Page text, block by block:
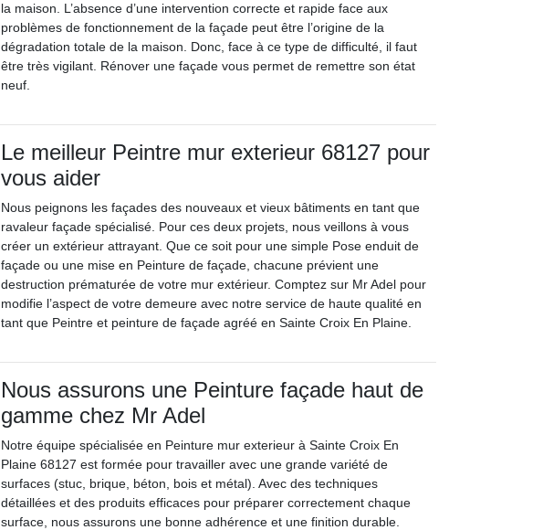
la maison. L’absence d’une intervention correcte et rapide face aux
problèmes de fonctionnement de la façade peut être l’origine de la
dégradation totale de la maison. Donc, face à ce type de difficulté, il faut
être très vigilant. Rénover une façade vous permet de remettre son état
neuf.
Le meilleur Peintre mur exterieur 68127 pour
vous aider
Nous peignons les façades des nouveaux et vieux bâtiments en tant que
ravaleur façade spécialisé. Pour ces deux projets, nous veillons à vous
créer un extérieur attrayant. Que ce soit pour une simple Pose enduit de
façade ou une mise en Peinture de façade, chacune prévient une
destruction prématurée de votre mur extérieur. Comptez sur Mr Adel pour
modifie l’aspect de votre demeure avec notre service de haute qualité en
tant que Peintre et peinture de façade agréé en Sainte Croix En Plaine.
Nous assurons une Peinture façade haut de
gamme chez Mr Adel
Notre équipe spécialisée en Peinture mur exterieur à Sainte Croix En
Plaine 68127 est formée pour travailler avec une grande variété de
surfaces (stuc, brique, béton, bois et métal). Avec des techniques
détaillées et des produits efficaces pour préparer correctement chaque
surface, nous assurons une bonne adhérence et une finition durable.